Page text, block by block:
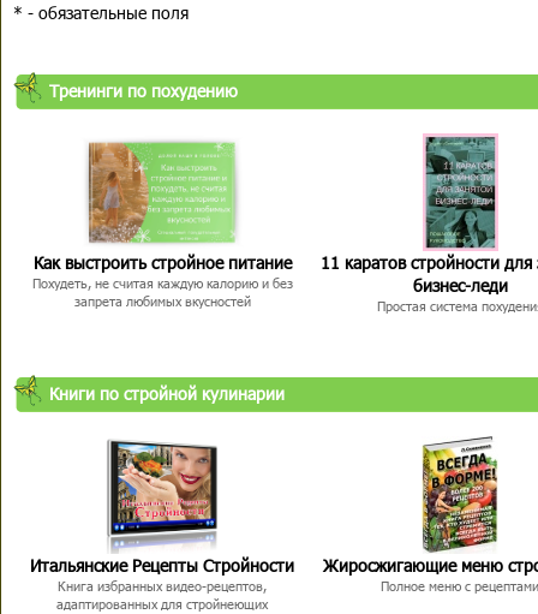
* - обязательные поля
Тренинги по похудению
Как выстроить стройное питание
Похудеть, не считая каждую калорию и без
запрета любимых вкусностей
11 каратов стройности для
бизнес-леди
Простая система
Книги по стройной кулинарии
Итальянские Рецепты Стройности
Книга избранных видео-рецептов,
адаптированных для стройнеющих
Жиросжигающие меню
Полное меню с рецептами